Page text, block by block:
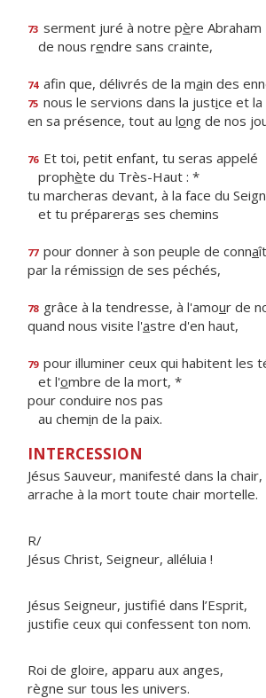
73 serment juré à notre père Abraham
de nous rendre sans crainte,
74 afin que, délivrés de la main des
75 nous le servions dans la justice et
en sa présence, tout au long de nos
76 Et toi, petit enfant, tu seras appelé
prophète du Très-Haut : *
tu marcheras devant, à la face du
et tu prépareras ses chemins
77 pour donner à son peuple de conna
par la rémission de ses péchés,
78 grâce à la tendresse, à l'amour de
quand nous visite l'astre d'en haut,
79 pour illuminer ceux qui habitent les
et l'ombre de la mort, *
pour conduire nos pas
au chemin de la paix.
INTERCESSION
Jésus Sauveur, manifesté dans la chair,
arrache à la mort toute chair mortelle.
R/
Jésus Christ, Seigneur, alléluia !
Jésus Seigneur, justifié dans l’Esprit,
justifie ceux qui confessent ton nom.
Roi de gloire, apparu aux anges,
règne sur tous les univers.